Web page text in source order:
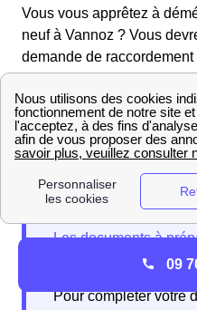
Vous vous apprêtez à
neuf à Vannoz ? Vous
demande de raccordement
Les Vanouillardes et les
raccorder leur logement
demande sur le site
Enedis.
Pour compléter votre
09